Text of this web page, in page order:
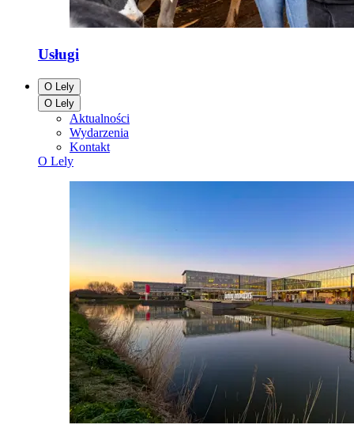
Usługi
O Lely
O Lely
Aktualności
Wydarzenia
Kontakt
O Lely